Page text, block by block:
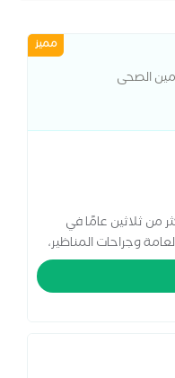
مميز
الصحى
من ثلاثين عامًا في
وجراحات المناظير،
والمراكز الطبية
دقيقة وفق أحدث